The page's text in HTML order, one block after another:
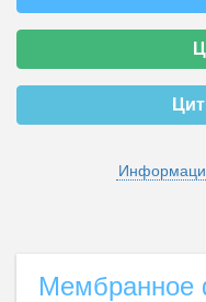
Мембранное